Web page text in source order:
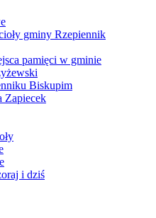
gminy Rzepiennik
pamięci w gminie
Biskupim
Zapiecek
i dziś